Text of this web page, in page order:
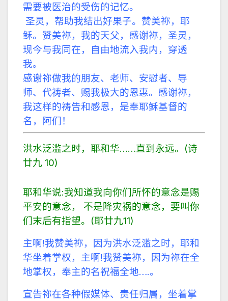
需要被医治的受伤的记忆。
圣灵，帮助我结出好果子。赞美祢，耶
稣。赞美祢，我的天父，感谢祢，圣灵，
现今与我同在，自由地流入我内，穿透
我。
感谢祢做我的朋友、老师、安慰者、导
师、代祷者、赐我极大的恩惠。感谢祢，
我这样的祷告和感恩，是奉耶稣基督的
名，阿们！
洪水泛滥之时，耶和华……直到永远。(诗
廿九 10)
耶和华说:我知道我向你们所怀的意念是赐
平安的意念， 不是降灾祸的意念，要叫你
们末后有指望。(耶廿九11)
主啊!我赞美祢，因为洪水泛滥之时，耶和
华坐着掌权，主啊!我赞美祢，因为祢在全
地掌权，奉主的名祝福全地….。
宣告祢在各种假媒体、责任归属，坐着掌